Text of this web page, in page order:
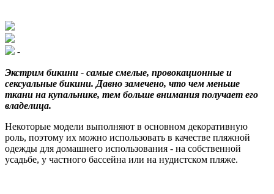
-
Экстрим бикини - самые смелые, провокационные и
сексуальные бикини. Давно замечено, что чем меньше
ткани на купальнике, тем больше внимания получает его
владелица.
Некоторые модели выполняют в основном декоративную
роль, поэтому их можно использовать в качестве пляжной
одежды для домашнего использования - на собственной
усадьбе, у частного бассейна или на нудистском пляже.